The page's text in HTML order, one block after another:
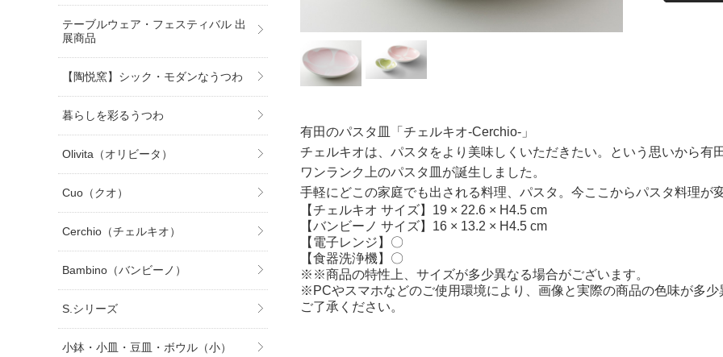
有田のパスタ皿「チェルキオ-Cerchio-」
チェルキオは、パスタをより美味しくいただきたい。という思いから有
ワンランク上のパスタ皿が誕生しました。
手軽にどこの家庭でも出される料理、パスタ。今ここからパスタ料理が
【チェルキオ サイズ】19 × 22.6 × H4.5 cm
【バンビーノ サイズ】16 × 13.2 × H4.5 cm
【電子レンジ】〇
【食器洗浄機】〇
※※商品の特性上、サイズが多少異なる場合がございます。
※PCやスマホなどのご使用環境により、画像と実際の商品の色味が多少
ご了承ください。
テーブルウェア・フェスティバル 出
展商品
【陶悦窯】シック・モダンなうつわ
暮らしを彩るうつわ
Olivita（オリビータ）
Cuo（クオ）
Cerchio（チェルキオ）
Bambino（バンビーノ）
S.シリーズ
小鉢・小皿・豆皿・ボウル（小）